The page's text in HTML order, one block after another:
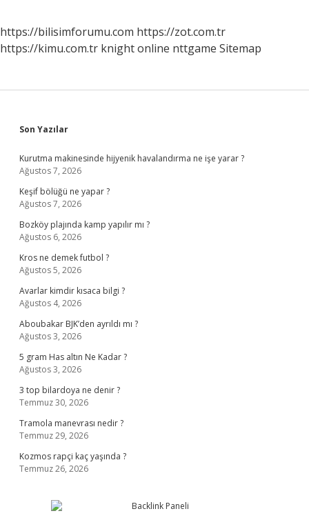
https://bilisimforumu.com https://zot.com.tr
https://kimu.com.tr knight online nttgame Sitemap
Sidebar
Son Yazılar
Kurutma makinesinde hijyenik havalandırma ne işe yarar ?
Ağustos 7, 2026
Keşif bölüğü ne yapar ?
Ağustos 7, 2026
Bozköy plajında kamp yapılır mı ?
Ağustos 6, 2026
Kros ne demek futbol ?
Ağustos 5, 2026
Avarlar kimdir kısaca bilgi ?
Ağustos 4, 2026
Aboubakar BJK’den ayrıldı mı ?
Ağustos 3, 2026
5 gram Has altın Ne Kadar ?
Ağustos 3, 2026
3 top bilardoya ne denir ?
Temmuz 30, 2026
Tramola manevrası nedir ?
Temmuz 29, 2026
Kozmos rapçi kaç yaşında ?
Temmuz 26, 2026